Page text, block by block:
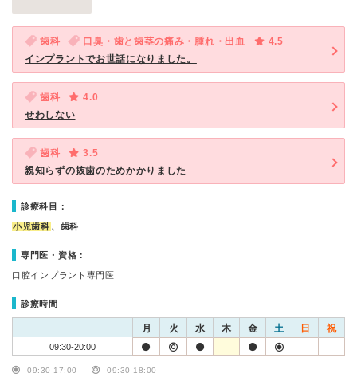
歯科 口臭・歯と歯茎の痛み・腫れ・出血
4.5
インプラントでお世話になりました。
歯科
4.0
せわしない
歯科
3.5
親知らずの抜歯のためかかりました
診療科目：
小児歯科 、歯科
専門医・資格：
口腔インプラント専門医
診療時間
月 火 水 木 金 土 日 祝
09:30-20:00
09:30-17:00 09:30-18:00